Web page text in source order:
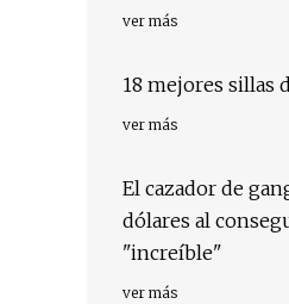
ver más
18 mejores sillas
ver más
El cazador de
dólares al
"increíble"
ver más